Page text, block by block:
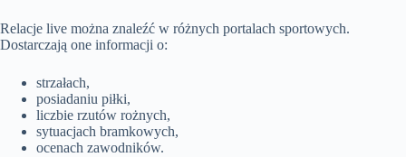
Relacje live można znaleźć w różnych portalach sportowych.
Dostarczają one informacji o:
strzałach,
posiadaniu piłki,
liczbie rzutów rożnych,
sytuacjach bramkowych,
ocenach zawodników.